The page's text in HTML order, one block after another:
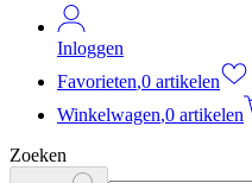
Inloggen
Favorieten,0 artikelen
Winkelwagen,0 artikelen
Zoeken